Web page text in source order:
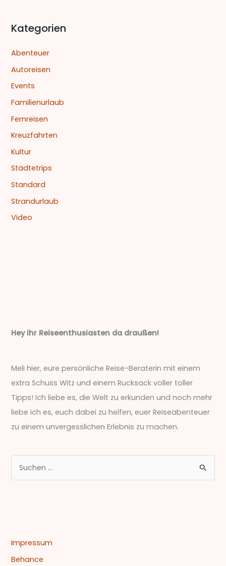
Kategorien
Abenteuer
Autoreisen
Events
Familienurlaub
Fernreisen
Kreuzfahrten
Kultur
Städtetrips
Standard
Strandurlaub
Video
Hey ihr Reiseenthusiasten da draußen!
Meli hier, eure persönliche Reise-Beraterin mit einem
extra Schuss Witz und einem Rucksack voller toller
Tipps! Ich liebe es, die Welt zu erkunden und noch mehr
liebe ich es, euch dabei zu helfen, euer Reiseabenteuer
zu einem unvergesslichen Erlebnis zu machen.
u
n
n
Impressum
Behance